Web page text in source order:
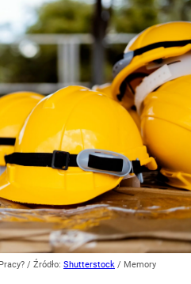
/ Źródło: Shutterstock / Memory